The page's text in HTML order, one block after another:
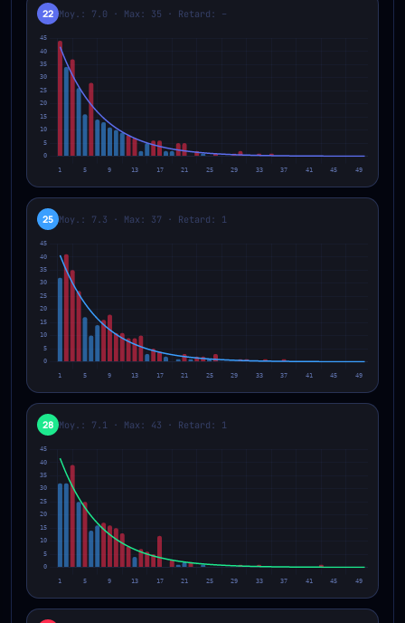
22 Moy.: 7.0 · Max: 35 · Retard: –
25 Moy.: 7.3 · Max: 37 · Retard: 1
28 Moy.: 7.1 · Max: 43 · Retard: 1